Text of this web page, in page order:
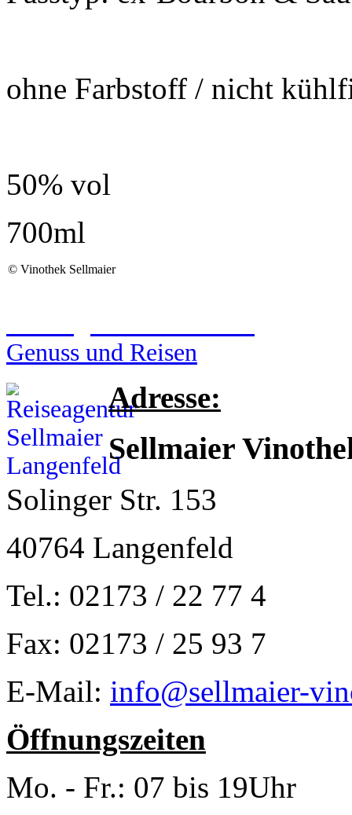
ohne Farbstoff / nicht
50% vol
700ml
© Vinothek Sellmaier
Genuss und Reisen
Adresse:
Sellmaier
Solinger Str. 153
40764 Langenfeld
Tel.: 02173 / 22 77 4
Fax: 02173 / 25 93 7
E-Mail: info@sellmaier-
Öffnungszeiten
Mo. - Fr.: 07 bis 19Uhr